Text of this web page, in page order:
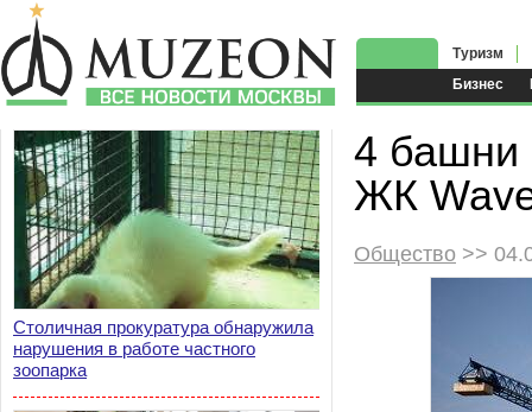
Бизнес
Туризм
Столичная прокуратура обнаружила
нарушения в работе частного
зоопарка
4 башни
ЖК
Общество >>